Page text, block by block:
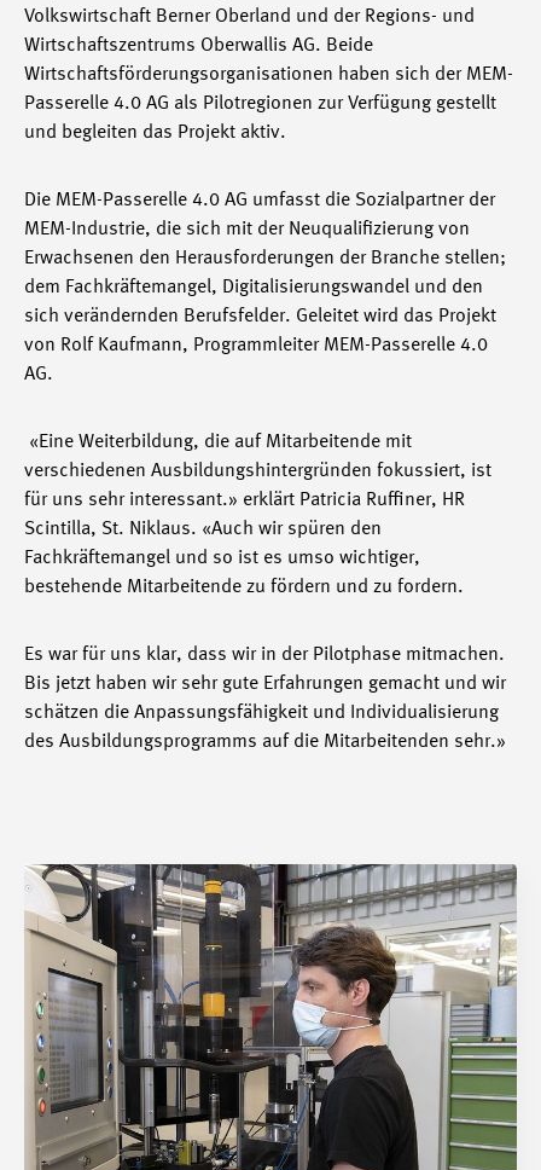
Volkswirtschaft Berner Oberland und der Regions- und
Wirtschaftszentrums Oberwallis AG. Beide
Wirtschaftsförderungsorganisationen haben sich der MEM-
Passerelle 4.0 AG als Pilotregionen zur Verfügung gestellt
und begleiten das Projekt aktiv.
Die MEM-Passerelle 4.0 AG umfasst die Sozialpartner der
MEM-Industrie, die sich mit der Neuqualifizierung von
Erwachsenen den Herausforderungen der Branche stellen;
dem Fachkräftemangel, Digitalisierungswandel und den
sich verändernden Berufsfelder. Geleitet wird das Projekt
von Rolf Kaufmann, Programmleiter MEM-Passerelle 4.0
AG.
«Eine Weiterbildung, die auf Mitarbeitende mit
verschiedenen Ausbildungshintergründen fokussiert, ist
für uns sehr interessant.» erklärt Patricia Ruffiner, HR
Scintilla, St. Niklaus. «Auch wir spüren den
Fachkräftemangel und so ist es umso wichtiger,
bestehende Mitarbeitende zu fördern und zu fordern.
Es war für uns klar, dass wir in der Pilotphase mitmachen.
Bis jetzt haben wir sehr gute Erfahrungen gemacht und wir
schätzen die Anpassungsfähigkeit und Individualisierung
des Ausbildungsprogramms auf die Mitarbeitenden sehr.»